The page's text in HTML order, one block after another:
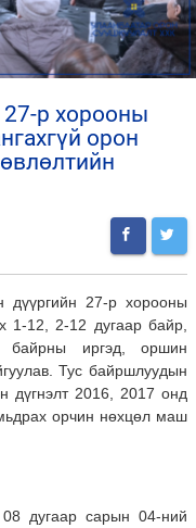
орон
дүүргийн 27-р хорооны
1-12, 2-12 дугаар байр,
иргэд, оршин
Тус байршлуудын
дүгнэлт 2016, 2017 онд
орчин нөхцөл маш
дугаар сарын 04-ний